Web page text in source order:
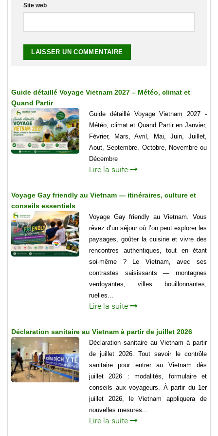
Site web
Guide détaillé Voyage Vietnam 2027 – Météo, climat et
Quand Partir
Guide détaillé Voyage Vietnam 2027 -
Météo, climat et Quand Partir en Janvier,
Février, Mars, Avril, Mai, Juin, Juillet,
Aout, Septembre, Octobre, Novembre ou
Décembre
Lire la suite
Voyage Gay friendly au Vietnam — itinéraires, culture et
conseils essentiels
Voyage Gay friendly au Vietnam. Vous
rêvez d’un séjour où l’on peut explorer les
paysages, goûter la cuisine et vivre des
rencontres authentiques, tout en étant
soi-même ? Le Vietnam, avec ses
contrastes saisissants — montagnes
verdoyantes, villes bouillonnantes,
ruelles...
Lire la suite
Déclaration sanitaire au Vietnam à partir de juillet 2026
Déclaration sanitaire au Vietnam à partir
de juillet 2026. Tout savoir le contrôle
sanitaire pour entrer au Vietnam dès
juillet 2026 : modalités, formulaire et
conseils aux voyageurs. À partir du 1er
juillet 2026, le Vietnam appliquera de
nouvelles mesures...
Lire la suite